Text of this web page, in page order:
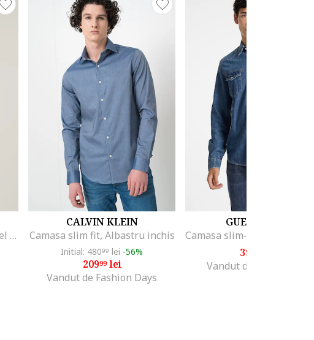
Camasa din bumbac cu model si buzunar aplicat, Albastru prafuit
CALVIN KLEIN
Camasa slim fit, Albastru inchis
Initial: 48099 lei -56%
20999lei
Vandut de Fashion Days
GUESS JEANS
398
Vandut de MODIVO SA